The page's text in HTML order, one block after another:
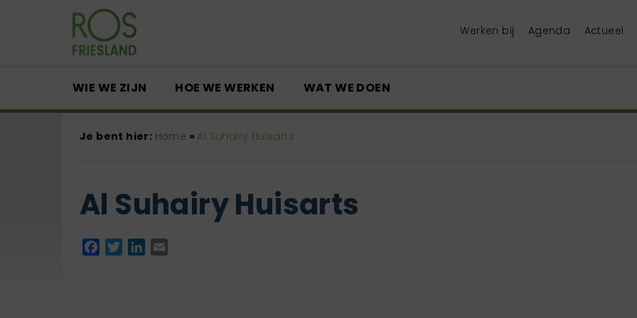
Werken bij Agenda Actueel
WIE WE ZIJN HOE WE WERKEN WAT WE DOEN
Je bent hier: Home » Al Suhairy Huisarts
Al Suhairy Huisarts
Facebook
TwitterLinkedIn